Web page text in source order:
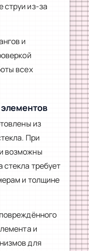
струи из-за
и
всех
из
При
возможны
требует
и толщине
и
для